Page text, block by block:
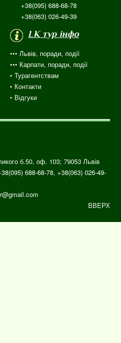
+38(095) 688-68-78
+38(063) 026-49-39
LK тур інфо
••• Львів, поради, події
••• Карпати, поради, події
•Турагентствам
• Контакти
• Відгуки
б.50, оф. 103; 79053 Львів
688-68-78, +38(063) 026-49-
ВВЕРХ